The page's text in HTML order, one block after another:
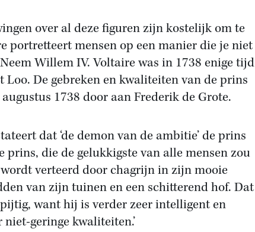
over al deze figuren zijn kostelijk om te
portretteert mensen op een manier die je niet
Willem IV. Voltaire was in 1738 enige tijd
Loo. De gebreken en kwaliteiten van de prins
1738 door aan Frederik de Grote.
dat ‘de demon van de ambitie’ de prins
prins, die de gelukkigste van alle mensen zou
verteerd door chagrijn in zijn mooie
van zijn tuinen en een schitterend hof. Dat
want hij is verder zeer intelligent en
geringe kwaliteiten.’